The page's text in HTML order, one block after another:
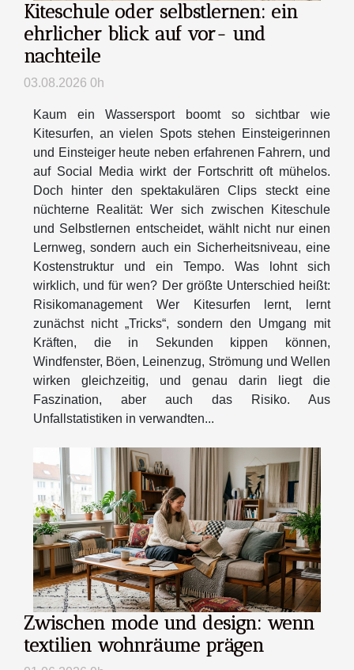
Kiteschule oder selbstlernen: ein
ehrlicher blick auf vor- und
nachteile
03.08.2026 0h
Kaum ein Wassersport boomt so sichtbar wie
Kitesurfen, an vielen Spots stehen Einsteigerinnen
und Einsteiger heute neben erfahrenen Fahrern, und
auf Social Media wirkt der Fortschritt oft mühelos.
Doch hinter den spektakulären Clips steckt eine
nüchterne Realität: Wer sich zwischen Kiteschule
und Selbstlernen entscheidet, wählt nicht nur einen
Lernweg, sondern auch ein Sicherheitsniveau, eine
Kostenstruktur und ein Tempo. Was lohnt sich
wirklich, und für wen? Der größte Unterschied heißt:
Risikomanagement Wer Kitesurfen lernt, lernt
zunächst nicht „Tricks“, sondern den Umgang mit
Kräften, die in Sekunden kippen können,
Windfenster, Böen, Leinenzug, Strömung und Wellen
wirken gleichzeitig, und genau darin liegt die
Faszination, aber auch das Risiko. Aus
Unfallstatistiken in verwandten...
Zwischen mode und design: wenn
textilien wohnräume prägen